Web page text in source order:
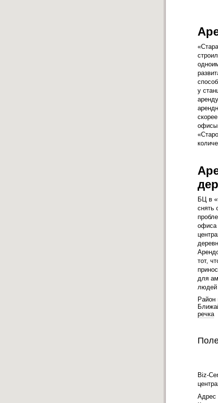
у
офисы
БЦ в
снять
офиса
тот,
для
людей
Район
речка
Biz-